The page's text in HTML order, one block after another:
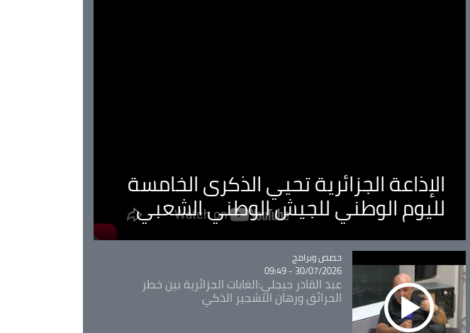
الإذاعة الجزائرية تحيي الذكرى الخامسة
لليوم الوطني للجيش الوطني الشعبي
Catégorie
حصص وبرامج
30/07/2026 - 09:49
عبد القادر جيجلي:الغابات الجزائرية بين خطر
الحرائق ورهان التشجير الذكي